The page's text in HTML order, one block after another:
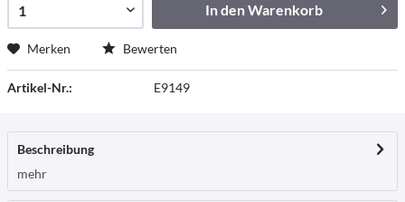
In denWarenkorb
Merken Bewerten
Artikel-Nr.: E9149
Beschreibung
mehr